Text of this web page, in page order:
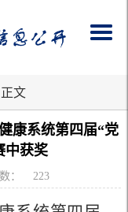
文
康系统第四届“党
中获奖
： 223